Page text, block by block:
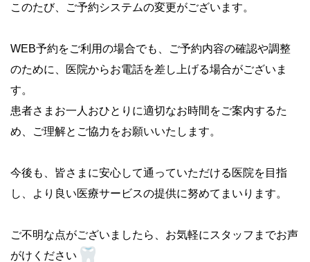
このたび、ご予約システムの変更がございます。
WEB予約をご利用の場合でも、ご予約内容の確認や調整
のために、医院からお電話を差し上げる場合がございま
す。
患者さまお一人おひとりに適切なお時間をご案内するた
め、ご理解とご協力をお願いいたします。
今後も、皆さまに安心して通っていただける医院を目指
し、より良い医療サービスの提供に努めてまいります。
ご不明な点がございましたら、お気軽にスタッフまでお声
がけください